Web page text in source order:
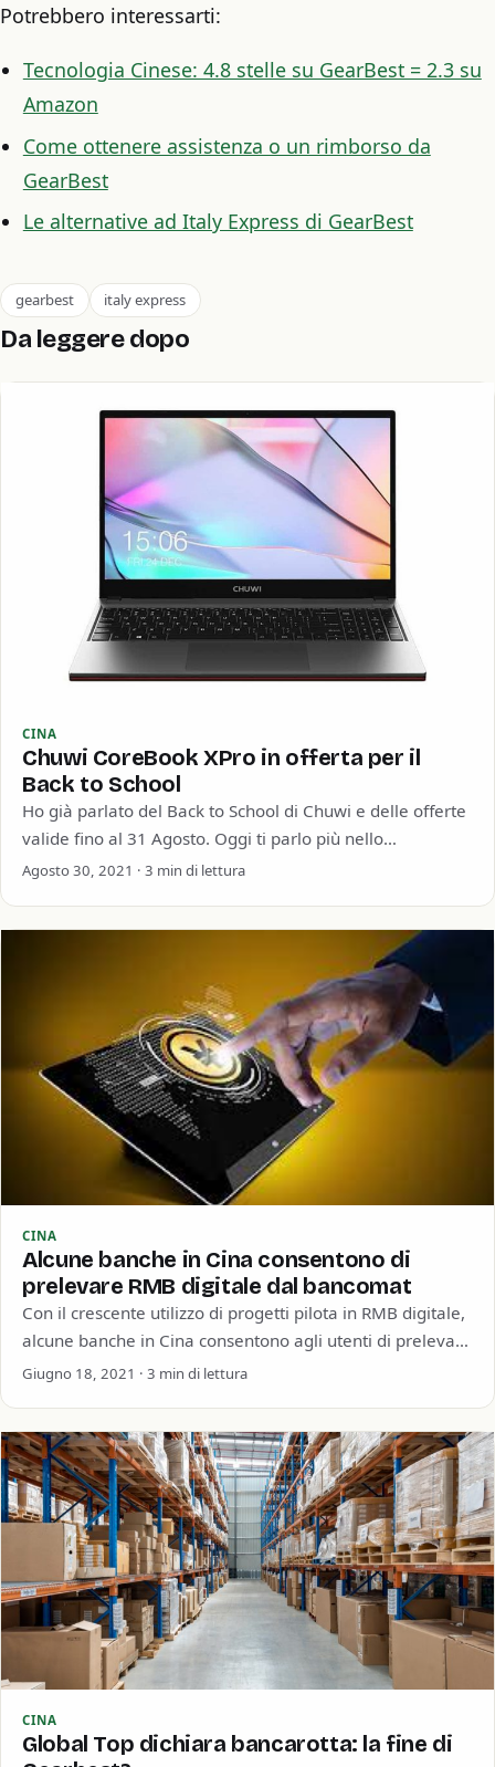
Potrebbero interessarti:
Tecnologia Cinese: 4.8 stelle su GearBest = 2.3 su
Amazon
Come ottenere assistenza o un rimborso da
GearBest
Le alternative ad Italy Express di GearBest
gearbest italy express
Da leggere dopo
CINA
Chuwi CoreBook XPro in offerta per il
Back to School
Ho già parlato del Back to School di Chuwi e delle offerte
valide fino al 31 Agosto. Oggi ti parlo più nello…
Agosto 30, 2021 · 3 min di lettura
CINA
Alcune banche in Cina consentono di
prelevare RMB digitale dal bancomat
Con il crescente utilizzo di progetti pilota in RMB digitale,
alcune banche in Cina consentono agli utenti di prelevare
contanti dal loro…
Giugno 18, 2021 · 3 min di lettura
CINA
Global Top dichiara bancarotta: la fine di